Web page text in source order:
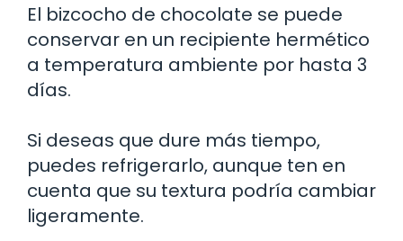
El bizcocho de chocolate se puede
conservar en un recipiente hermético
a temperatura ambiente por hasta 3
días.
Si deseas que dure más tiempo,
puedes refrigerarlo, aunque ten en
cuenta que su textura podría cambiar
ligeramente.